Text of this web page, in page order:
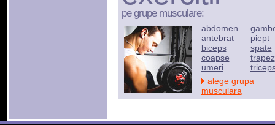
pe grupe musculare:
abdomen
antebrat
biceps
coapse
umeri
piept
spate
trapez
alege grupa
musculara